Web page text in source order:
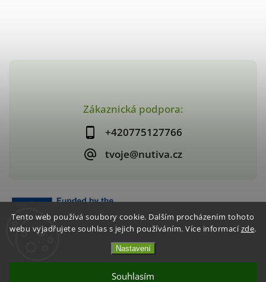
Tento web používá soubory cookie. Dalším procházením tohoto
webu vyjadřujete souhlas s jejich používáním. Více informacízde.
Nastavení
Souhlasím
Zákaznická podpora:
+420775127766
tvoje@nutiva.cz
nutiva.cz
Shoptet | Design